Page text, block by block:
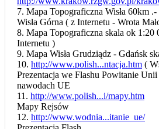
7. Mapa Topograficzna Wisła 60km
Wisła Górna ( z Internetu - Wrota
8. Mapa Topograficzna skala ok 1:20
Internetu )
9. Mapa Wisła Grudziądz - Gdańsk
10. http://www.polish...ntacja.htm (
Prezentacja we Flashu Powitanie
nawodach UE
11. http://www.polish...i/mapy.htm
Mapy Rejsów
12. http://www.wodnia...itanie_ue/